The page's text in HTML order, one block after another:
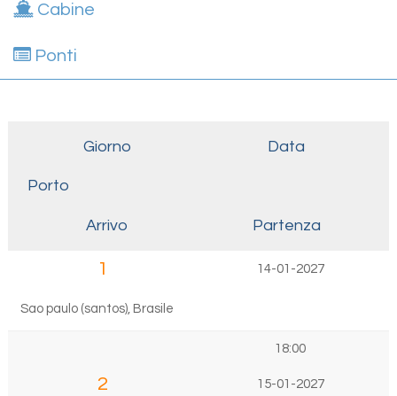
Cabine
Ponti
Giorno Data
Porto
Arrivo Partenza
1 14-01-2027
Sao paulo (santos), Brasile
18:00
2 15-01-2027